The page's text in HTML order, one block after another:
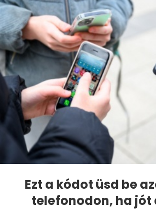
Ezt a kódot üsd be
telefonodon, ha jót